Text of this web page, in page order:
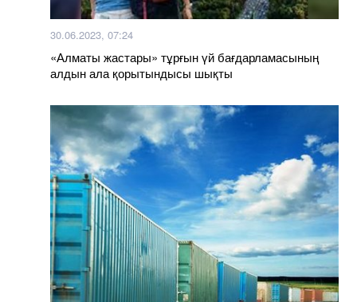
30.06.2023, 07:24
«Алматы жастары» тұрғын үй бағдарламасының
алдын ала қорытындысы шықты